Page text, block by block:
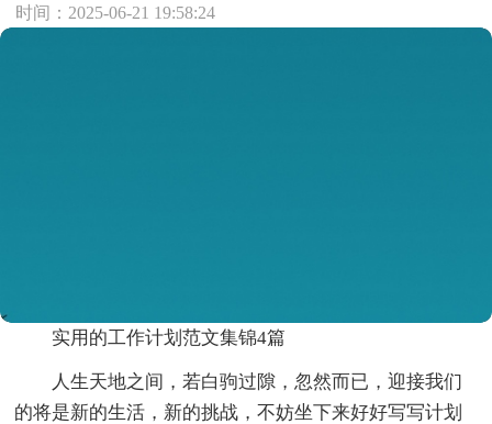
时间：2025-06-21 19:58:24
实用的工作计划范文集锦4篇
人生天地之间，若白驹过隙，忽然而已，迎接我们
的将是新的生活，新的挑战，不妨坐下来好好写写计划